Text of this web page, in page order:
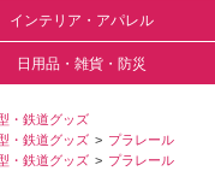
インテリア・アパレル
日用品・雑貨・防災
・鉄道グッズ
・鉄道グッズ
プラレール
・鉄道グッズ
プラレール